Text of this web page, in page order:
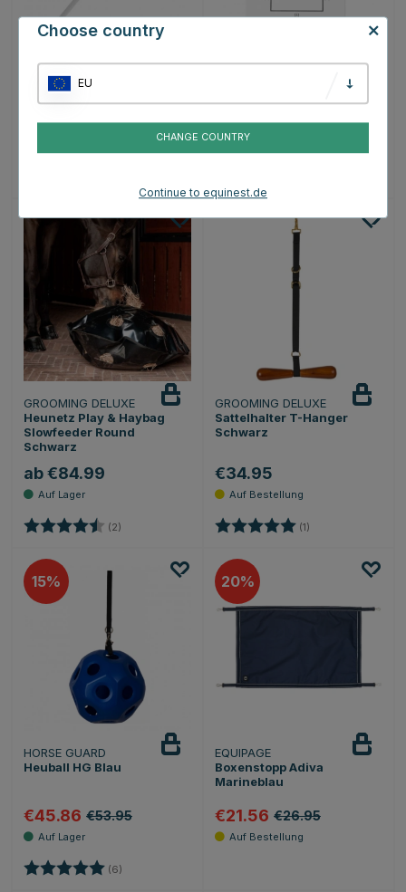
TRIKEM
Dosierpumpe 30ml für
Behälter
€6.36 €7.95
QHP
€6.99
GROOMING DELUXE
Heunetz Play & Haybag
Slowfeeder Round
Schwarz
ab €84.99
Bewertung: (2)
GROOMING DELUXE
Sattelhalter T-Hanger
Schwarz
€34.95
Bewertung: (1)
15
HORSE GUARD
Heuball HG Blau
€45.86 €53.95
Bewertung: (6)
20
EQUIPAGE
Boxenstopp Adiva
Marineblau
€21.56 €26.95
Choose country
EU
CHANGE COUNTRY
Continue to equinest.de